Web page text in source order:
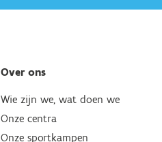
Over ons
Wie zijn we, wat doen we
Onze centra
Onze sportkampen